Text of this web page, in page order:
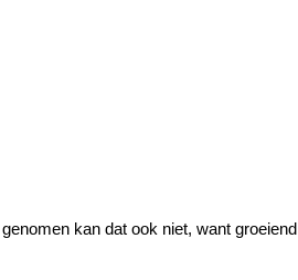
kan dat ook niet, want